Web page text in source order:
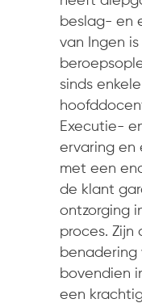
beslag- en
van Ingen
sinds
Executie-
ervaring en
met een
de klant
ontzorging
proces. Zijn
benadering
bovendien
een